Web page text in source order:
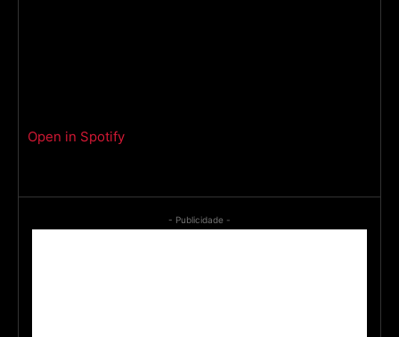
Open in Spotify
- Publicidade -